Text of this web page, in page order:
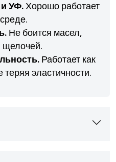
и УФ.Хорошо работает
Не боится масел,
щелочей.
Работает как
теряя эластичности.